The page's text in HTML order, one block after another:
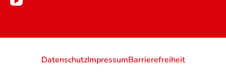
DatenschutzImpressumBarrierefreiheit